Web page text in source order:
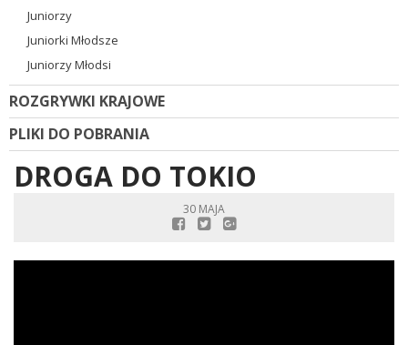
Juniorzy
Juniorki Młodsze
Juniorzy Młodsi
ROZGRYWKI KRAJOWE
PLIKI DO POBRANIA
DROGA DO TOKIO
30 MAJA